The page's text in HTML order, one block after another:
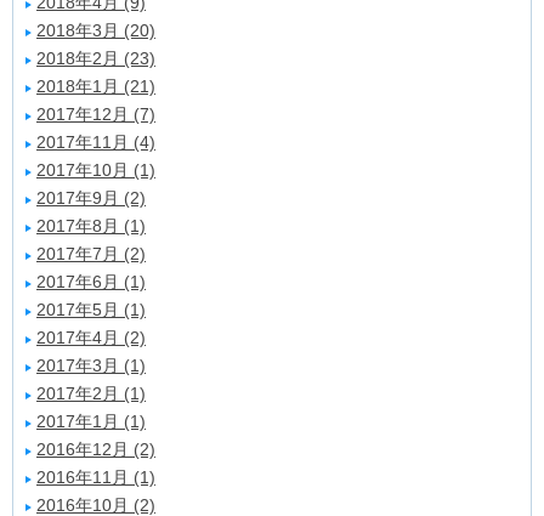
2018年3月 (20)
2018年2月 (23)
2018年1月 (21)
2017年12月 (7)
2017年11月 (4)
2017年10月 (1)
2017年9月 (2)
2017年8月 (1)
2017年7月 (2)
2017年6月 (1)
2017年5月 (1)
2017年4月 (2)
2017年3月 (1)
2017年2月 (1)
2017年1月 (1)
2016年12月 (2)
2016年11月 (1)
2016年10月 (2)